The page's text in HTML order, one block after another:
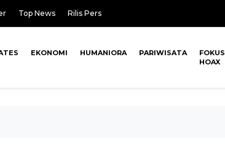
Top News Rilis Pers
EKONOMI HUMANIORA PARIWISATA
FOKUS
HOAX